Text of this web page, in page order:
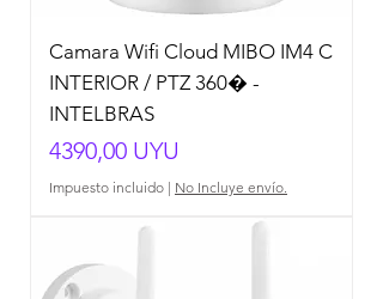
Camara Wifi Cloud MIBO IM4 C
INTERIOR / PTZ 360� -
INTELBRAS
Precio
4390,00 UYU
Impuesto incluido | No Incluye envío.